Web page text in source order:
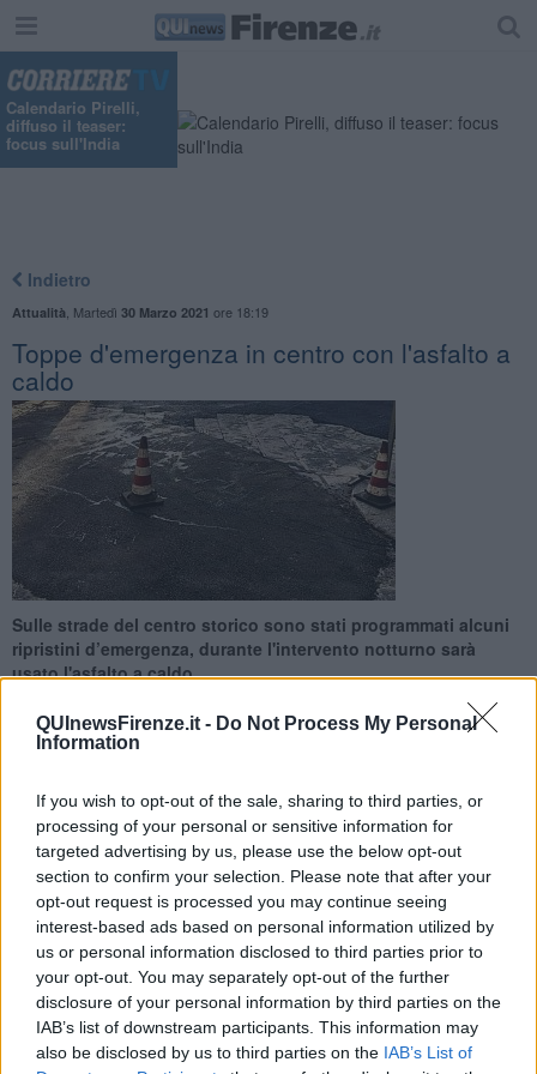
QUInewsFirenze.it - Do Not Process My Personal
Information
If you wish to opt-out of the sale, sharing to third parties, or
processing of your personal or sensitive information for
targeted advertising by us, please use the below opt-out
section to confirm your selection. Please note that after your
opt-out request is processed you may continue seeing
interest-based ads based on personal information utilized by
us or personal information disclosed to third parties prior to
your opt-out. You may separately opt-out of the further
disclosure of your personal information by third parties on the
IAB’s list of downstream participants. This information may
also be disclosed by us to third parties on the IAB’s List of
Calendario Pirelli,
diffuso il teaser:
focus sull'India
Indietro
Attualità Martedì 30 Marzo 2021 ore 18:19
Toppe d'emergenza in centro con l'asfalto a
caldo
Sulle strade del centro storico sono stati programmati alcuni
ripristini d’emergenza, durante l'intervento notturno sarà
usato l'asfalto a caldo
FIRENZE —La direzione Mobilità del Comune di Firenze ha reso
noto che da questa sera è in programma una serie di ripristini
puntuali della pavimentazione stradale in Borgo Ognissanti e via
della Vigna Nuova. Si tratta di interventi effettuati con asfalto a
caldo dal Global Service con chiusure a tratti delle strade
interessate in orario dalle 21 alle 5 e 30.
Si parte stasera in Borgo Ognissanti nel tratto piazza Ognissanti-via
Il Prato; previsti anche divieti di sosta e di transito in via Melegnano
e via Maso Finiguerra e sensi unici in piazza Ognissanti (da Borgo
Ognissanti a lungarno Vespucci verso quest’ultimo) e in via